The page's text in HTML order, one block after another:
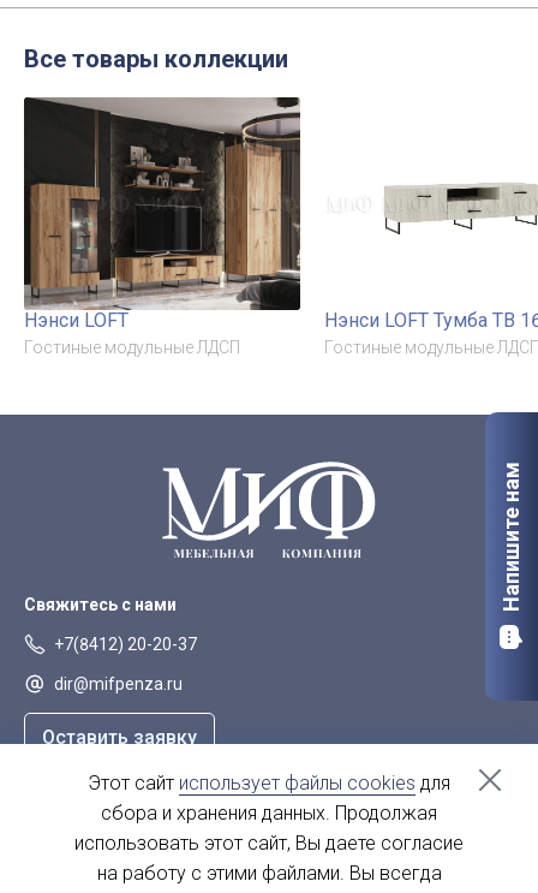
Все товары коллекции
Нэнси LOFT
Гостиные модульные ЛДСП
Нэнси LOFT Тумба ТВ
Гостиные модульные
Свяжитесь с нами
+7(8412) 20-20-37
dir@mifpenza.ru
Оставить заявку
г. Пенза, ул. Аустрина, 139а
пн-пт - с 9.00-18.00
Напишите нам
Этот сайт использует файлы cookies для
сбора и хранения данных. Продолжая
использовать этот сайт, Вы даете согласие
на работу с этими файлами. Вы всегда